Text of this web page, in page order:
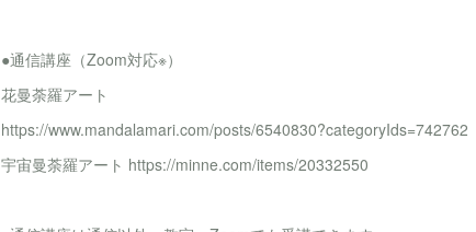
●通信講座（Zoom対応※）
花曼荼羅アート
https://www.mandalamari.com/posts/6540830?categoryIds=742762
宇宙曼荼羅アート https://minne.com/items/20332550